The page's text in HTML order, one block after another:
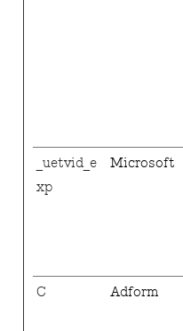
_uetvid_e
xp
Microsoft
C Adform